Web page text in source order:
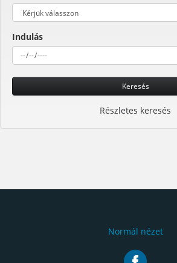
Indulás
Keresés
Részletes keresés
Normál nézet